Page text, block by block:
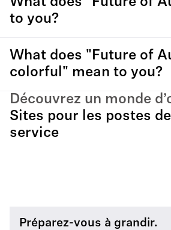
to you?
What does "Future of
colorful" mean to you?
Découvrez un monde
Sites pour les postes
service
Préparez-vous à grandir.